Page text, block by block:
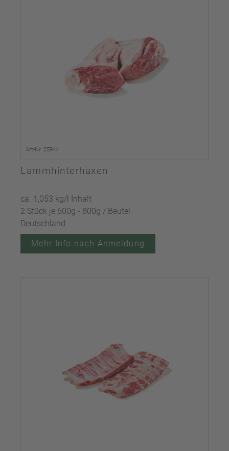
Art-Nr. 25944
Lammhinterhaxen
ca. 1,053 kg/l Inhalt
2 Stück je 600g - 800g / Beutel
Deutschland
Mehr Info nach Anmeldung